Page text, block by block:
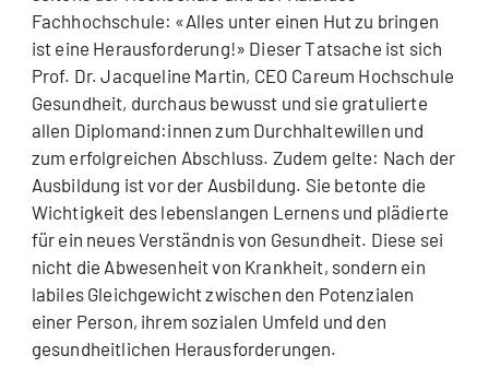
Fachhochschule: «Alles unter einen Hut zu bringen
ist eine Herausforderung!» Dieser Tatsache ist sich
Prof. Dr. Jacqueline Martin, CEO Careum Hochschule
Gesundheit, durchaus bewusst und sie gratulierte
allen Diplomand:innen zum Durchhaltewillen und
zum erfolgreichen Abschluss. Zudem gelte: Nach der
Ausbildung ist vor der Ausbildung. Sie betonte die
Wichtigkeit des lebenslangen Lernens und plädierte
für ein neues Verständnis von Gesundheit. Diese sei
nicht die Abwesenheit von Krankheit, sondern ein
labiles Gleichgewicht zwischen den Potenzialen
einer Person, ihrem sozialen Umfeld und den
gesundheitlichen Herausforderungen.